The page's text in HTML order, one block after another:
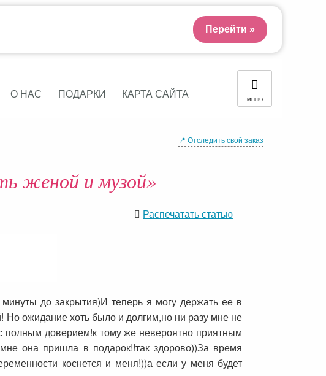
О НАС ПОДАРКИ КАРТА САЙТА МЕНЮ
📍 Отследить свой заказ
женой и музой»
Распечатать статью
до закрытия)И теперь я могу держать ее в
Но ожидание хоть было и долгим,но ни разу мне не
полным доверием!к тому же невероятно приятным
она пришла в подарок!!так здорово))За время
коснется и меня!))а если у меня будет
Перейти »